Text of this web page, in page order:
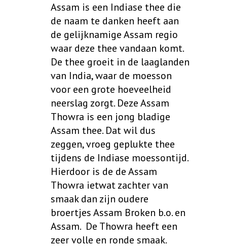
Assam is een Indiase thee die
de naam te danken heeft aan
de gelijknamige Assam regio
waar deze thee vandaan komt.
De thee groeit in de laaglanden
van India, waar de moesson
voor een grote hoeveelheid
neerslag zorgt. Deze Assam
Thowra is een jong bladige
Assam thee. Dat wil dus
zeggen, vroeg geplukte thee
tijdens de Indiase moessontijd.
Hierdoor is de de Assam
Thowra ietwat zachter van
smaak dan zijn oudere
broertjes Assam Broken b.o. en
Assam. De Thowra heeft een
zeer volle en ronde smaak.